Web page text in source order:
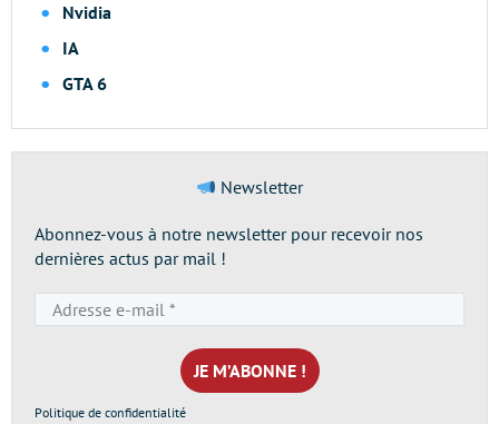
Nvidia
IA
GTA 6
Newsletter
Abonnez-vous à notre newsletter pour recevoir nos
dernières actus par mail !
e-
mail
*
Politique de confidentialité